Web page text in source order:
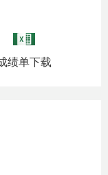
绩单下载